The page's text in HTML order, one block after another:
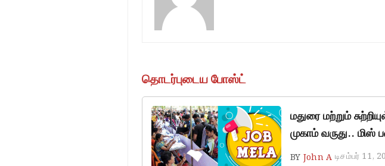
தொடர்புடைய போஸ்ட்
மதுரை மற்றும்
முகாம் வருது..
BY John A டிசம்பர் 11,